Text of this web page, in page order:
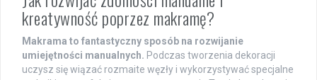
kreatywność poprzez makramę?
Makrama to fantastyczny sposób na rozwijanie
umiejętności manualnych. Podczas tworzenia dekoracji
uczysz się wiązać rozmaite węzły i wykorzystywać specjalne